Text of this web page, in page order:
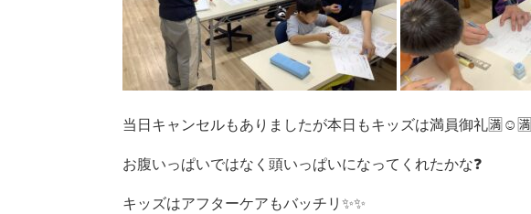
当日キャンセルもありましたが本日もキッズは満員御礼🈵☺️🈵
お腹いっぱいではなく頭いっぱいになってくれたかな❓
キッズはアフターケアもバッチリ✨✨